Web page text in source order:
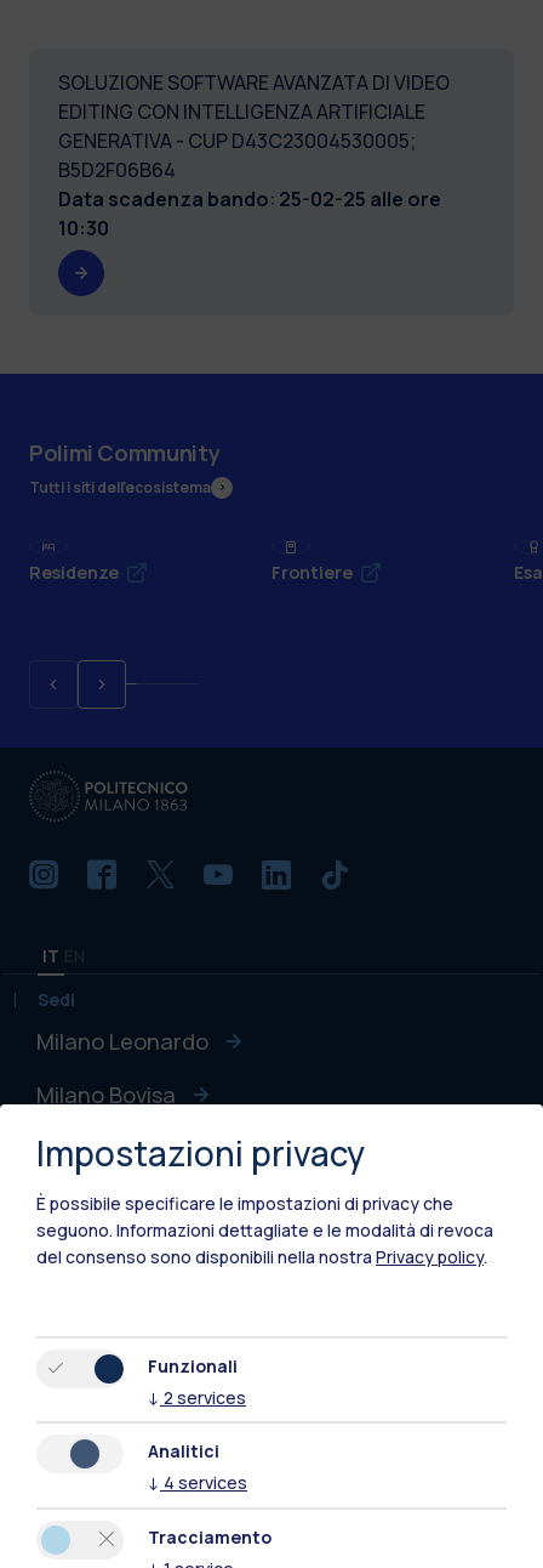
SOLUZIONE SOFTWARE AVANZATA DI VIDEO
EDITING CON INTELLIGENZA ARTIFICIALE
GENERATIVA - CUP D43C23004530005;
B5D2F06B64
Data scadenza bando: 25-02-25 alle ore
10:30
Polimi Community
Tutti i siti dell’ecosistema
Residenze Frontiere
IT
Sedi
Milano Leonardo
Milano Bovisa
Cremona
Lecco
Mantova
Xi'an
Naviga il sito
Contattaci
Impostazioni privacy
È possibile specificare le impostazioni di privacy che
seguono. Informazioni dettagliate e le modalità di revoca
del consenso sono disponibili nella nostra Privacy policy.
Funzionali
↓ 2 services
Analitici
↓ 4 services
Tracciamento